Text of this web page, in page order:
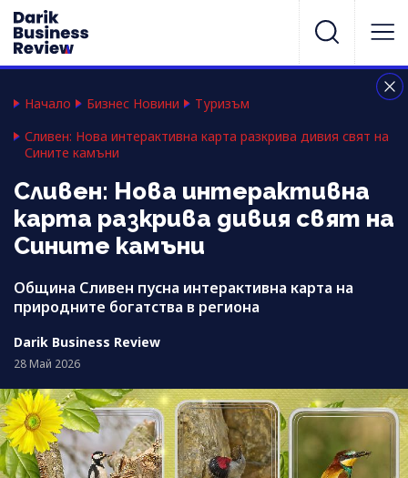
Начало Бизнес Новини
Туризъм
Сливен: Нова интерактивна карта разкрива дивия свят на
Сините камъни
Сливен: Нова интерактивна
карта разкрива дивия свят на
Сините камъни
Община Сливен пусна интерактивна карта на
природните богатства в региона
Darik Business Review
28 Май 2026